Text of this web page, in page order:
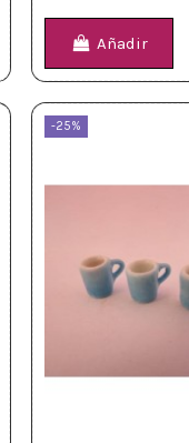
Añadir
-25%